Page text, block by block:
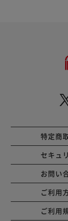
特定商
セキュ
お問い
ご利用
ご利用